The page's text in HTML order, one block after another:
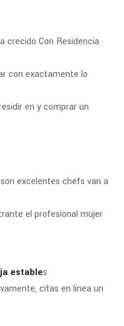
crecido Con Residencia
con exactamente lo
en y comprar un
excelentes chefs van a
el profesional mujer
estables
citas en línea un